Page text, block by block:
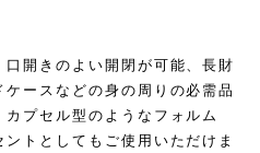
開きのよい開閉が可能、長財
ースなどの身の周りの必需品
プセル型のようなフォルム
トとしてもご使用いただけま